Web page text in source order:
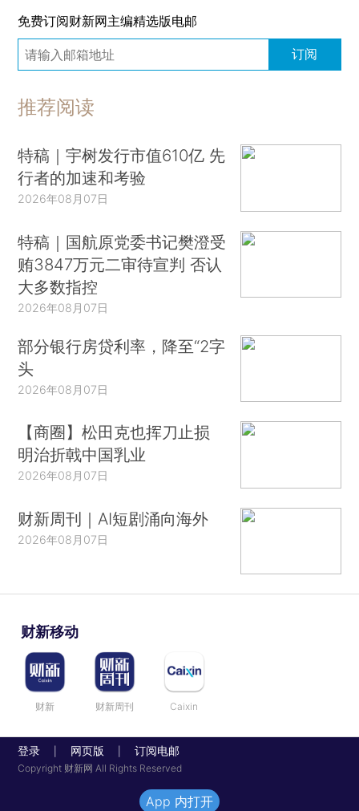
免费订阅财新网主编精选版电邮
订阅
推荐阅读
特稿｜宇树发行市值610亿 先
行者的加速和考验
2026年08月07日
特稿｜国航原党委书记樊澄受
贿3847万元二审待宣判 否认
大多数指控
2026年08月07日
部分银行房贷利率，降至“2字
头
2026年08月07日
【商圈】松田克也挥刀止损
明治折戟中国乳业
2026年08月07日
财新周刊｜AI短剧涌向海外
2026年08月07日
财新移动
财新 财新周刊 Caixin
登录 网页版 订阅电邮
Copyright 财新网 All Rights Reserved
App 内打开